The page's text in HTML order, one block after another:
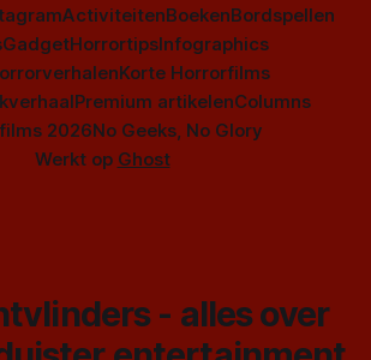
ActiviteitenBoekenBordspellen
GadgetHorrortipsInfographics
Korte Horrorfilms
Premium artikelenColumns
2026No Geeks, No Glory
Werkt op Ghost
- alles over